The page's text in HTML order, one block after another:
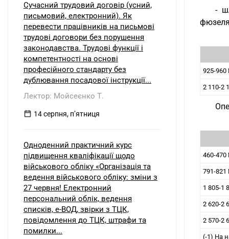
-
925-960
2 110-2
460-470
791-821
1 805-1
2 620-2
2 570-2
(-1) На
Сучасний трудовий договір (усний,
письмовий, електронний). Як
перевести працівників на письмові
трудові договори без порушення
законодавства. Трудові функції і
компетентності на основі
професійного стандарту без
дублювання посадової інструкції...
Лектор: Мойсеєнко Т.
14 серпня, пʼятниця
Одноденний практичний курс
підвищення кваліфікації щодо
військового обліку «Організація та
ведення військового обліку: зміни з
27 червня! Електронний
персональний облік, ведення
списків, е-ВОД, звірки з ТЦК,
повідомлення до ТЦК, штрафи та
помилки...